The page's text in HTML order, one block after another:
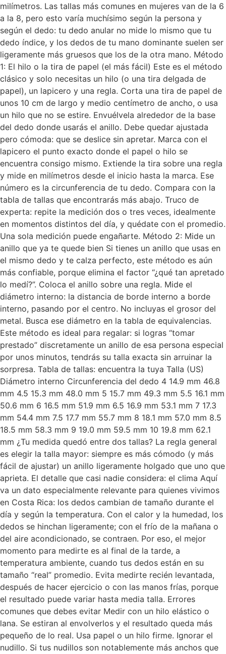
milímetros. Las tallas más comunes en mujeres van de la 6
a la 8, pero esto varía muchísimo según la persona y
según el dedo: tu dedo anular no mide lo mismo que tu
dedo índice, y los dedos de tu mano dominante suelen ser
ligeramente más gruesos que los de la otra mano. Método
1: El hilo o la tira de papel (el más fácil) Este es el método
clásico y solo necesitas un hilo (o una tira delgada de
papel), un lapicero y una regla. Corta una tira de papel de
unos 10 cm de largo y medio centímetro de ancho, o usa
un hilo que no se estire. Envuélvela alrededor de la base
del dedo donde usarás el anillo. Debe quedar ajustada
pero cómoda: que se deslice sin apretar. Marca con el
lapicero el punto exacto donde el papel o hilo se
encuentra consigo mismo. Extiende la tira sobre una regla
y mide en milímetros desde el inicio hasta la marca. Ese
número es la circunferencia de tu dedo. Compara con la
tabla de tallas que encontrarás más abajo. Truco de
experta: repite la medición dos o tres veces, idealmente
en momentos distintos del día, y quédate con el promedio.
Una sola medición puede engañarte. Método 2: Mide un
anillo que ya te quede bien Si tienes un anillo que usas en
el mismo dedo y te calza perfecto, este método es aún
más confiable, porque elimina el factor “¿qué tan apretado
lo medí?”. Coloca el anillo sobre una regla. Mide el
diámetro interno: la distancia de borde interno a borde
interno, pasando por el centro. No incluyas el grosor del
metal. Busca ese diámetro en la tabla de equivalencias.
Este método es ideal para regalar: si logras “tomar
prestado” discretamente un anillo de esa persona especial
por unos minutos, tendrás su talla exacta sin arruinar la
sorpresa. Tabla de tallas: encuentra la tuya Talla (US)
Diámetro interno Circunferencia del dedo 4 14.9 mm 46.8
mm 4.5 15.3 mm 48.0 mm 5 15.7 mm 49.3 mm 5.5 16.1 mm
50.6 mm 6 16.5 mm 51.9 mm 6.5 16.9 mm 53.1 mm 7 17.3
mm 54.4 mm 7.5 17.7 mm 55.7 mm 8 18.1 mm 57.0 mm 8.5
18.5 mm 58.3 mm 9 19.0 mm 59.5 mm 10 19.8 mm 62.1
mm ¿Tu medida quedó entre dos tallas? La regla general
es elegir la talla mayor: siempre es más cómodo (y más
fácil de ajustar) un anillo ligeramente holgado que uno que
aprieta. El detalle que casi nadie considera: el clima Aquí
va un dato especialmente relevante para quienes vivimos
en Costa Rica: los dedos cambian de tamaño durante el
día y según la temperatura. Con el calor y la humedad, los
dedos se hinchan ligeramente; con el frío de la mañana o
del aire acondicionado, se contraen. Por eso, el mejor
momento para medirte es al final de la tarde, a
temperatura ambiente, cuando tus dedos están en su
tamaño “real” promedio. Evita medirte recién levantada,
después de hacer ejercicio o con las manos frías, porque
el resultado puede variar hasta media talla. Errores
comunes que debes evitar Medir con un hilo elástico o
lana. Se estiran al envolverlos y el resultado queda más
pequeño de lo real. Usa papel o un hilo firme. Ignorar el
nudillo. Si tus nudillos son notablemente más anchos que